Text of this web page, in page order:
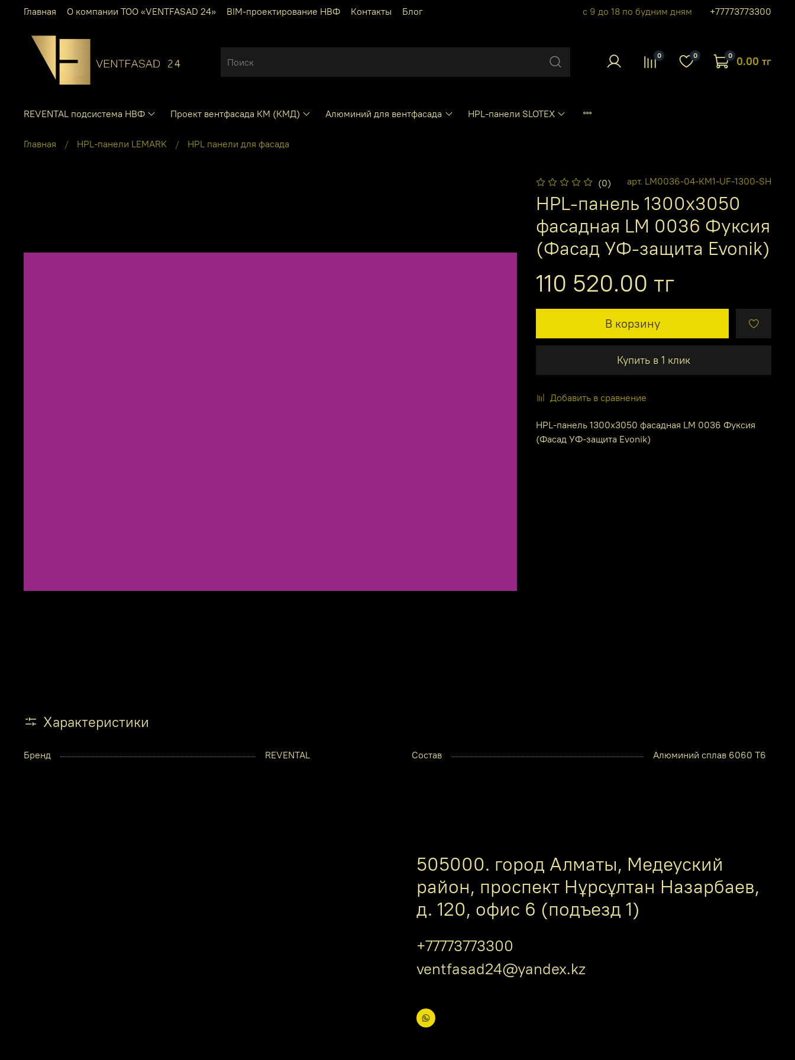
Главная О компании ТОО «VENTFASAD 24» BIM-проектирование НВФ Контакты Блог с 9 до 18 по будним дням +77773773300
0 0 0 0.00 тг
REVENTAL подсистема НВФ Проект вентфасада КМ (КМД) Алюминий для вентфасада HPL-панели SLOTEX
Главная HPL-панели LEMARK HPL панели для фасада
(0) арт. LM0036-04-КМ1-UF-1300-SH
HPL-панель 1300х3050
фасадная LM 0036 Фуксия
(Фасад УФ-защита Evonik)
110 520.00 тг
В корзину
Купить в 1 клик
Добавить в сравнение
HPL-панель 1300х3050 фасадная LM 0036 Фуксия
(Фасад УФ-защита Evonik)
Характеристики
Бренд REVENTAL Состав Алюминий сплав 6060 Т6
505000. город Алматы, Медеуский
район, проспект Нұрсұлтан Назарбаев,
д. 120, офис 6 (подъезд 1)
+77773773300
ventfasad24@yandex.kz